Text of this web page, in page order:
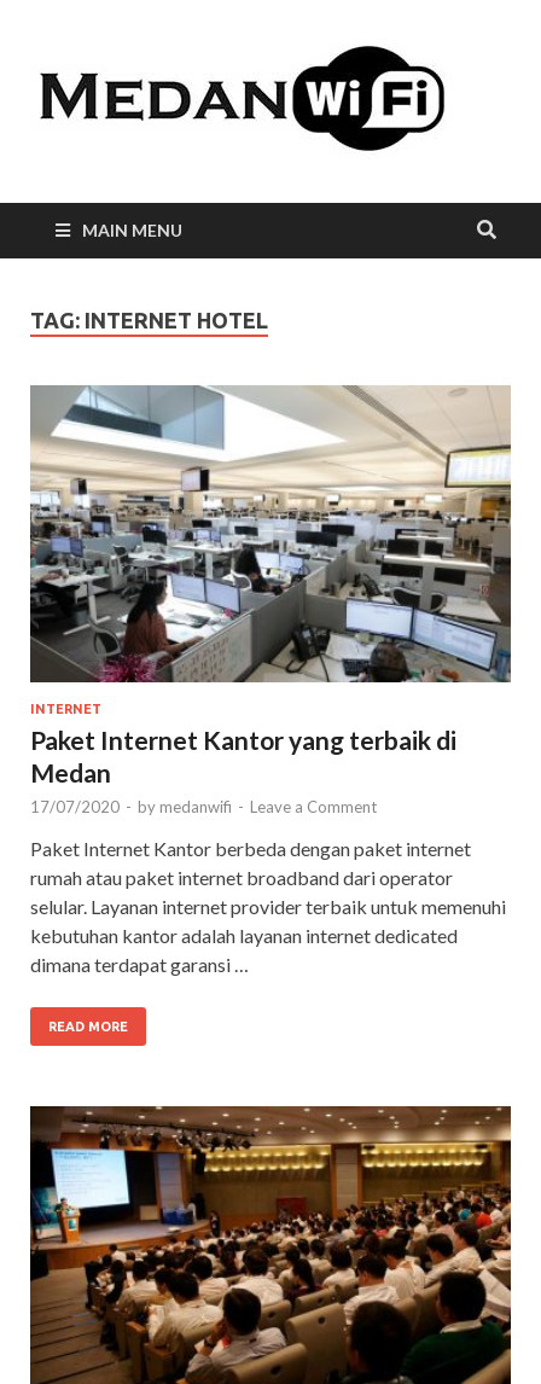
MAIN MENU
TAG: INTERNET HOTEL
INTERNET
Paket Internet Kantor yang terbaik di
Medan
17/07/2020 - by medanwifi - Leave a Comment
Paket Internet Kantor berbeda dengan paket internet
rumah atau paket internet broadband dari operator
selular. Layanan internet provider terbaik untuk memenuhi
kebutuhan kantor adalah layanan internet dedicated
dimana terdapat garansi …
READ MORE